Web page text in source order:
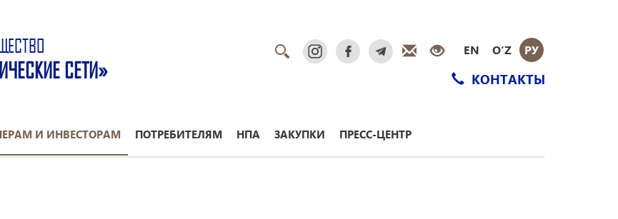
СЕТИ»
EN O‘Z РУ
КОНТАКТЫ
И ИНВЕСТОРАМ ПОТРЕБИТЕЛЯМ НПА ЗАКУПКИ ПРЕСС-ЦЕНТР